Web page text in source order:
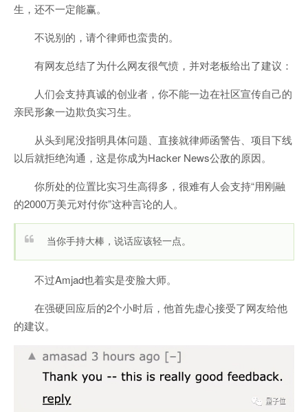
生，还不一定能赢。
不说别的，请个律师也蛮贵的。
有网友总结了为什么网友很气愤，并对老板给出了建议：
人们会支持真诚的创业者，你不能一边在社区宣传自己的
亲民形象一边欺负实习生。
从头到尾没指明具体问题、直接就律师函警告、项目下线
以后就拒绝沟通，这是你成为Hacker News公敌的原因。
你所处的位置比实习生高得多，很难有人会支持“用刚融
的2000万美元对付你”这种言论的人。
当你手持大棒，说话应该轻一点。
不过Amjad也着实是变脸大师。
在强硬回应后的2个小时后，他首先虚心接受了网友给他
的建议。